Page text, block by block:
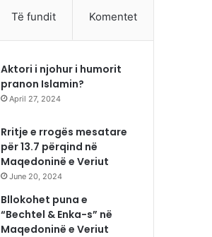
Të fundit Komentet
Aktori i njohur i humorit
pranon Islamin?
April 27, 2024
Rritje e rrogës mesatare
për 13.7 përqind në
Maqedoninë e Veriut
June 20, 2024
Bllokohet puna e
“Bechtel & Enka-s” në
Maqedoninë e Veriut